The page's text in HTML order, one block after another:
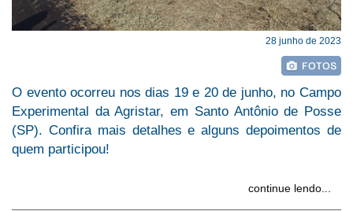
28 junho de 2023
O evento ocorreu nos dias 19 e 20 de junho, no Campo
Experimental da Agristar, em Santo Antônio de Posse
(SP). Confira mais detalhes e alguns depoimentos de
quem participou!
continue lendo...